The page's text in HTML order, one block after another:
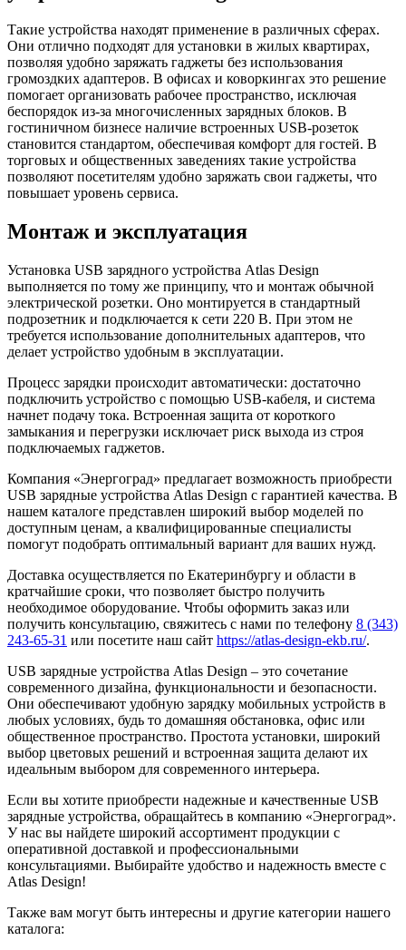
Такие устройства находят применение в различных сферах.
Они отлично подходят для установки в жилых квартирах,
позволяя удобно заряжать гаджеты без использования
громоздких адаптеров. В офисах и коворкингах это решение
помогает организовать рабочее пространство, исключая
беспорядок из-за многочисленных зарядных блоков. В
гостиничном бизнесе наличие встроенных USB-розеток
становится стандартом, обеспечивая комфорт для гостей. В
торговых и общественных заведениях такие устройства
позволяют посетителям удобно заряжать свои гаджеты, что
повышает уровень сервиса.
Монтаж и эксплуатация
Установка USB зарядного устройства Atlas Design
выполняется по тому же принципу, что и монтаж обычной
электрической розетки. Оно монтируется в стандартный
подрозетник и подключается к сети 220 В. При этом не
требуется использование дополнительных адаптеров, что
делает устройство удобным в эксплуатации.
Процесс зарядки происходит автоматически: достаточно
подключить устройство с помощью USB-кабеля, и система
начнет подачу тока. Встроенная защита от короткого
замыкания и перегрузки исключает риск выхода из строя
подключаемых гаджетов.
Компания «Энергоград» предлагает возможность приобрести
USB зарядные устройства Atlas Design с гарантией качества. В
нашем каталоге представлен широкий выбор моделей по
доступным ценам, а квалифицированные специалисты
помогут подобрать оптимальный вариант для ваших нужд.
Доставка осуществляется по Екатеринбургу и области в
кратчайшие сроки, что позволяет быстро получить
необходимое оборудование. Чтобы оформить заказ или
получить консультацию, свяжитесь с нами по телефону 8 (343)
243-65-31 или посетите наш сайт https://atlas-design-ekb.ru/.
USB зарядные устройства Atlas Design – это сочетание
современного дизайна, функциональности и безопасности.
Они обеспечивают удобную зарядку мобильных устройств в
любых условиях, будь то домашняя обстановка, офис или
общественное пространство. Простота установки, широкий
выбор цветовых решений и встроенная защита делают их
идеальным выбором для современного интерьера.
Если вы хотите приобрести надежные и качественные USB
зарядные устройства, обращайтесь в компанию «Энергоград».
У нас вы найдете широкий ассортимент продукции с
оперативной доставкой и профессиональными
консультациями. Выбирайте удобство и надежность вместе с
Atlas Design!
Также вам могут быть интересны и другие категории нашего
каталога: